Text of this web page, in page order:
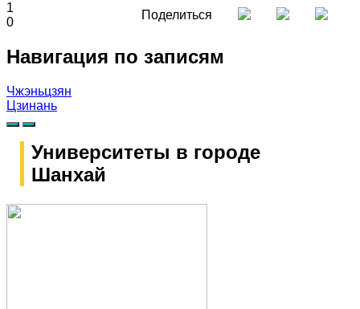
1
0
Поделиться
Навигация по записям
Чжэньцзян
Цзинань
Университеты в городе
Шанхай